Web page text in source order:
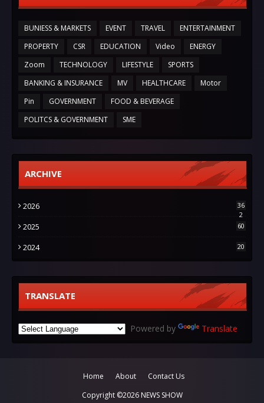
BUNIESS & MARKETS EVENT TRAVEL
ENTERTAINMENT
PROPERTY
CSR EDUCATION Video
ENERGY
Zoom
TECHNOLOGY LIFESTYLE
SPORTS
BANKING & INSURANCE
MV HEALTHCARE
Motor
Pin
GOVERNMENT
FOOD & BEVERAGE
POLITCS & GOVERNMENT
SME
ARCHIVE
2026
36
2
2025 60
2024 20
TRANSLATE
Powered by Translate
Home About
Contact Us
Copyright ©2026 NEWS SHOW